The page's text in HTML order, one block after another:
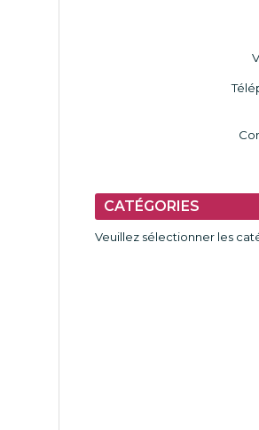
CATÉGORIES
Veuillez sélectionner les